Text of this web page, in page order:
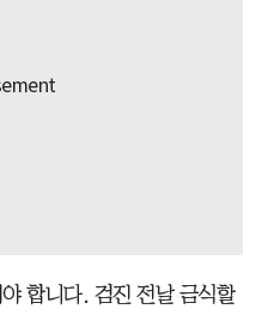
합니다. 검진 전날 금식할